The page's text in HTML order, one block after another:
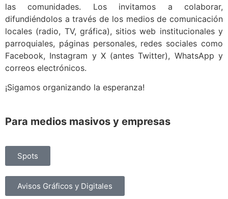
las comunidades. Los invitamos a colaborar,
difundiéndolos a través de los medios de comunicación
locales (radio, TV, gráfica), sitios web institucionales y
parroquiales, páginas personales, redes sociales como
Facebook, Instagram y X (antes Twitter), WhatsApp y
correos electrónicos.
¡Sigamos organizando la esperanza!
Para medios masivos y empresas
Spots
Avisos Gráficos y Digitales